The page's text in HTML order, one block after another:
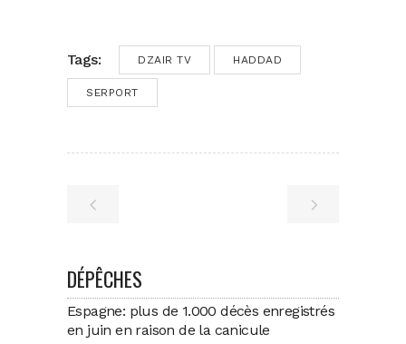
Tags: DZAIR TV HADDAD
SERPORT
DÉPÊCHES
Espagne: plus de 1.000 décès enregistrés
en juin en raison de la canicule